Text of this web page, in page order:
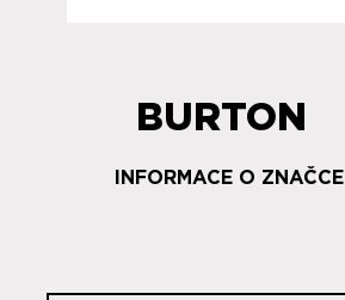
BURTON
INFORMACE O ZNAČCE